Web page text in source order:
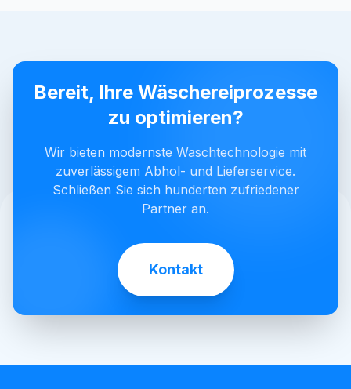
Bereit, Ihre Wäschereiprozesse
zu optimieren?
Wir bieten modernste Waschtechnologie mit
zuverlässigem Abhol- und Lieferservice.
Schließen Sie sich hunderten zufriedener
Partner an.
Kontakt